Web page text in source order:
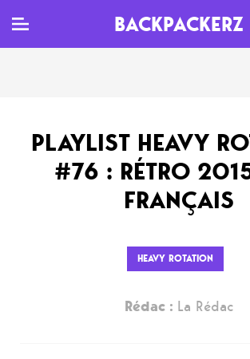
BACKPACKERZ
Clips
Live
Dossiers
Tops
Interviews
Chroniques
PLAYLIST HEAVY
#76 : RÉTRO
FRANÇAIS
HEAVY ROTATION
Rédac : La Rédac